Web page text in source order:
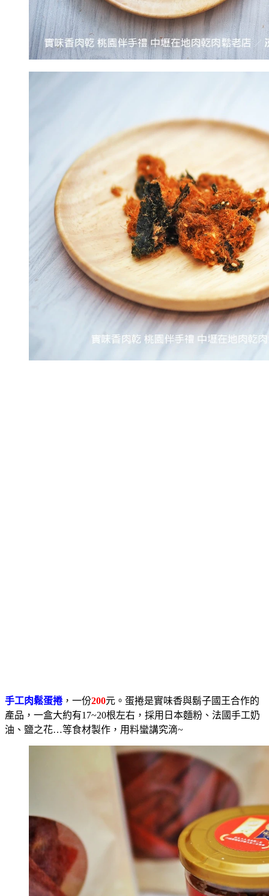
手工肉鬆蛋捲，一份200元。蛋捲是實味香與鬍子國王合作的
產品，一盒大約有17~20根左右，採用日本麵粉、法國手工奶
油、鹽之花…等食材製作，用料蠻講究滴~